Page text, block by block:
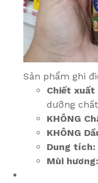
Sản phẩm ghi
Chiết
dưỡng
KHÔNG
KHÔNG
Dung tích:
Mùi hương: